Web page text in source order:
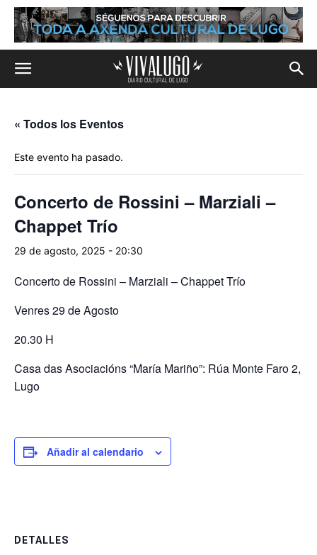
« Todos los Eventos
Este evento ha pasado.
Concerto de Rossini – Marziali –
Chappet Trío
29 de agosto, 2025 - 20:30
Concerto de Rossini – Marziali – Chappet Trío
Venres 29 de Agosto
20.30 H
Casa das Asociacións “María Mariño”: Rúa Monte Faro 2,
Lugo
Añadir al calendario
DETALLES